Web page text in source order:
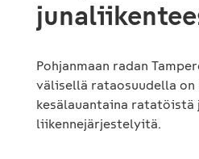
Pohjanmaan radan
välisellä rataosuudella on
kesälauantaina ratatöistä
liikennejärjestelyitä.